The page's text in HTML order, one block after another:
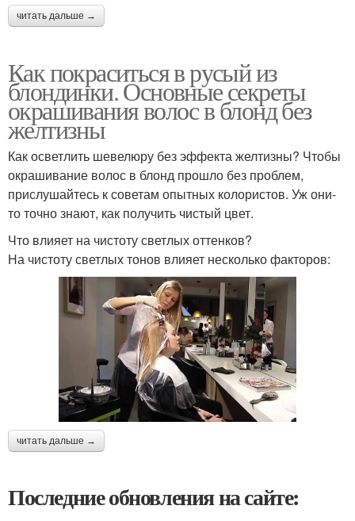
читать дальше →
Как покраситься в русый из
блондинки. Основные секреты
окрашивания волос в блонд без
желтизны
Как осветлить шевелюру без эффекта желтизны? Чтобы
окрашивание волос в блонд прошло без проблем,
прислушайтесь к советам опытных колористов. Уж они-
то точно знают, как получить чистый цвет.
Что влияет на чистоту светлых оттенков?
На чистоту светлых тонов влияет несколько факторов:
читать дальше →
Последние обновления на сайте: